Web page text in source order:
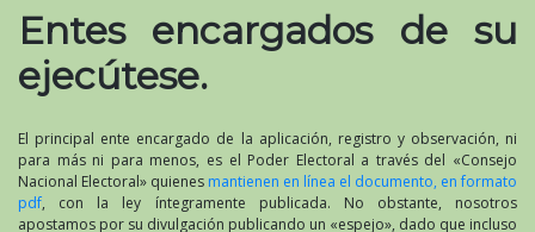
Entes encargados de su
ejecútese.
El principal ente encargado de la aplicación, registro y observación, ni
para más ni para menos, es el Poder Electoral a través del «Consejo
Nacional Electoral» quienes mantienen en línea el documento, en formato
pdf, con la ley íntegramente publicada. No obstante, nosotros
apostamos por su divulgación publicando un «espejo», dado que incluso